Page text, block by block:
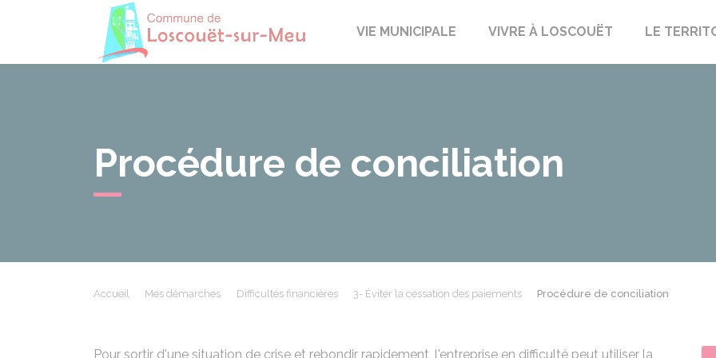
Loscouët-sur-Meu
VIE MUNICIPALE VIVRE À LOSCOUËT LE
Procédure de conciliation
Accueil Mes démarches Difficultés financières 3- Éviter la cessation des paiements Procédure de conciliation
Pour sortir d'une situation de crise et rebondir rapidement, l'entreprise en difficulté peut utiliser la